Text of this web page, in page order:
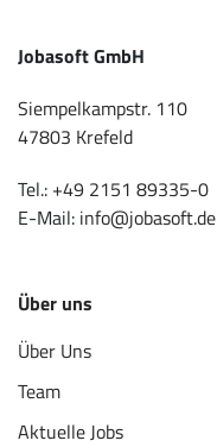
Jobasoft GmbH
Siempelkampstr. 110
47803 Krefeld
Tel.: +49 2151 89335-0
E-Mail: info@jobasoft.de
Über uns
Über Uns
Team
Aktuelle Jobs